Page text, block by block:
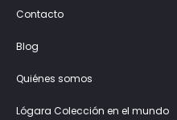
Contacto
Blog
Quiénes somos
Lógara Colección en el mundo